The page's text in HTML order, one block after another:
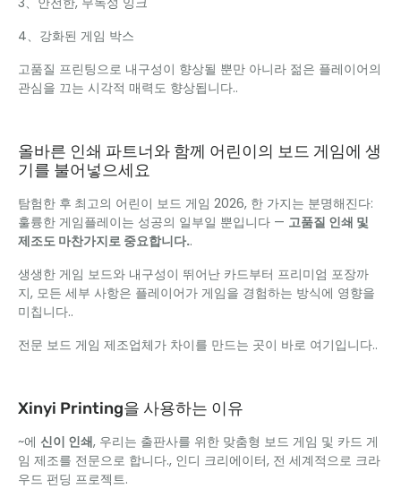
4、강화된 게임 박스
고품질 프린팅으로 내구성이 향상될 뿐만 아니라 젊은 플레이어의
관심을 끄는 시각적 매력도 향상됩니다..
올바른 인쇄 파트너와 함께 어린이의 보드 게임에 생
기를 불어넣으세요
탐험한 후 최고의 어린이 보드 게임 2026, 한 가지는 분명해진다:
훌륭한 게임플레이는 성공의 일부일 뿐입니다 — 고품질 인쇄 및
제조도 마찬가지로 중요합니다..
생생한 게임 보드와 내구성이 뛰어난 카드부터 프리미엄 포장까
지, 모든 세부 사항은 플레이어가 게임을 경험하는 방식에 영향을
미칩니다..
전문 보드 게임 제조업체가 차이를 만드는 곳이 바로 여기입니다..
Xinyi Printing을 사용하는 이유
~에 신이 인쇄, 우리는 출판사를 위한 맞춤형 보드 게임 및 카드 게
임 제조를 전문으로 합니다., 인디 크리에이터, 전 세계적으로 크라
우드 펀딩 프로젝트.